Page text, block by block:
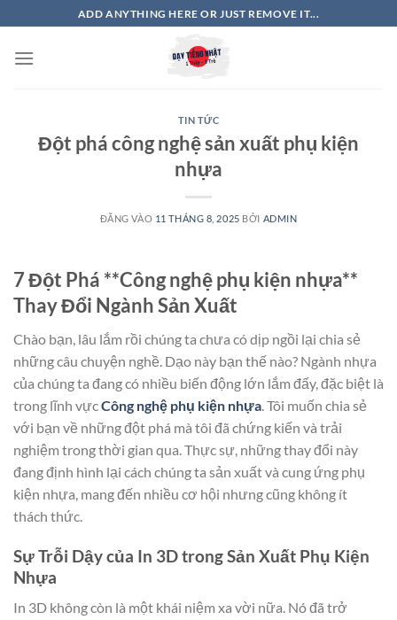
qua
nội
ADD ANYTHING HERE OR JUST REMOVE IT...
TIN TỨC
Đột phá công nghệ sản xuất phụ kiện
nhựa
ĐĂNG VÀO 11 THÁNG 8, 2025 BỞI ADMIN
7 Đột Phá **Công nghệ phụ kiện nhựa**
Thay Đổi Ngành Sản Xuất
Chào bạn, lâu lắm rồi chúng ta chưa có dịp ngồi lại chia sẻ
những câu chuyện nghề. Dạo này bạn thế nào? Ngành nhựa
của chúng ta đang có nhiều biến động lớn lắm đấy, đặc biệt là
trong lĩnh vựcCông nghệ phụ kiện nhựa . Tôi muốn chia sẻ
với bạn về những đột phá mà tôi đã chứng kiến và trải
nghiệm trong thời gian qua. Thực sự, những thay đổi này
đang định hình lại cách chúng ta sản xuất và cung ứng phụ
kiện nhựa, mang đến nhiều cơ hội nhưng cũng không ít
thách thức.
Sự Trỗi Dậy của In 3D trong Sản Xuất Phụ Kiện
Nhựa
In 3D không còn là một khái niệm xa vời nữa. Nó đã trở